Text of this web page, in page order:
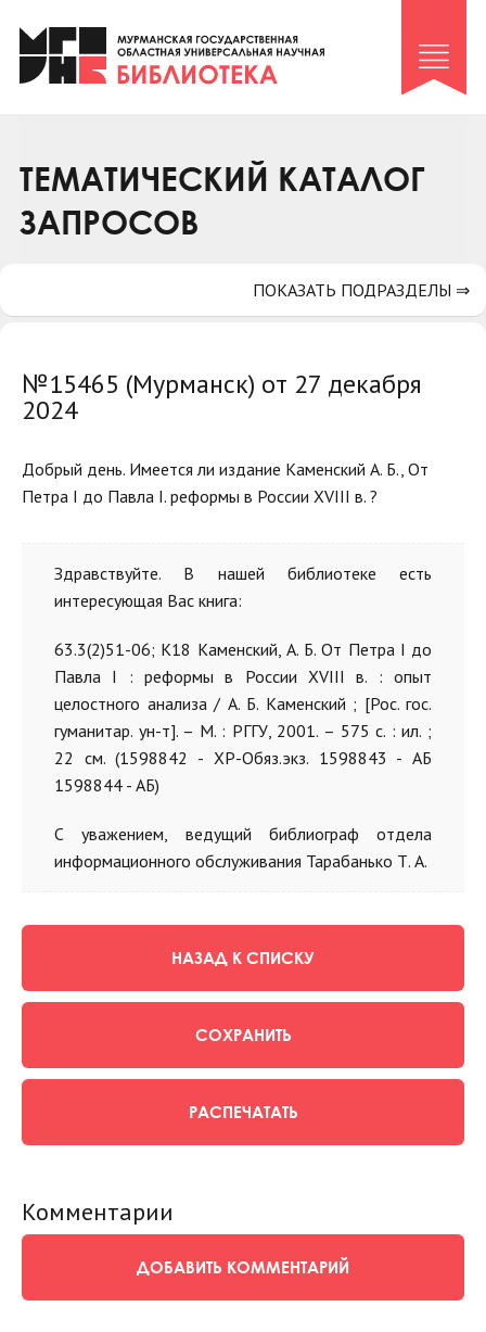
Клуб «Гиря и сельдерей»
Клуб «Семейный архив»
Коллегам
Контакты
ТЕМАТИЧЕСКИЙ КАТАЛОГ
ЗАПРОСОВ
№15465 (Мурманск) от 27 декабря
2024
Добрый день. Имеется ли издание Каменский А. Б., От
Петра I до Павла I. реформы в России XVIII в. ?
Здравствуйте. В нашей библиотеке есть
интересующая Вас книга:
63.3(2)51-06; К18 Каменский, А. Б. От Петра I до
Павла I : реформы в России XVIII в. : опыт
целостного анализа / А. Б. Каменский ; [Рос. гос.
гуманитар. ун-т]. – М. : РГГУ, 2001. – 575 с. : ил. ;
22 см. (1598842 - ХР-Обяз.экз. 1598843 - АБ
1598844 - АБ)
С уважением, ведущий библиограф отдела
информационного обслуживания Тарабанько Т. А.
НАЗАД К СПИСКУ
СОХРАНИТЬ
РАСПЕЧАТАТЬ
Комментарии
ДОБАВИТЬ КОММЕНТАРИЙ
ПОКАЗАТЬ ПОДРАЗДЕЛЫ ⇒